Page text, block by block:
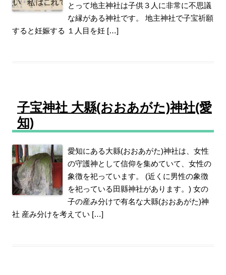
とって地主神社は子供３人に非常に不思議
な縁がある神社です。 地主神社で子宝祈願
すると妊娠する １人目を妊 […]
子宝神社 大縣(おおあがた)神社(愛
知)
愛知にある大縣(おおあがた)神社は、女性
の守護神として信仰を集めていて、女性の
象徴を祀っています。 (近くに男性の象徴
を祀っている田縣神社があります。) 女の
子の産み分けで有名な大縣(おおあがた)神
社 産み分けを考えてい […]